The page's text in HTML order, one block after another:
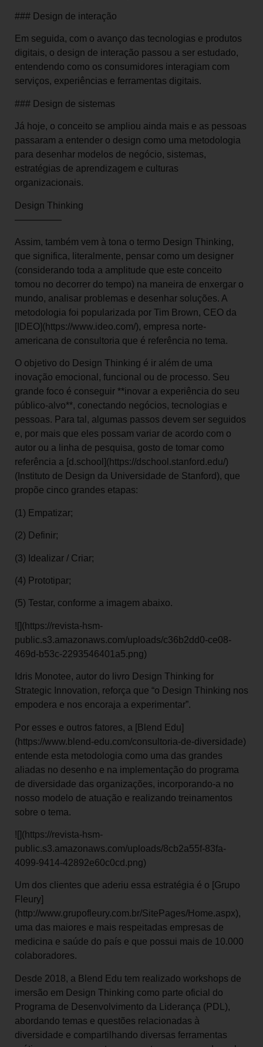
### Design de interação
Em seguida, com o avanço das tecnologias e produtos
digitais, o design de interação passou a ser estudado,
entendendo como os consumidores interagiam com
serviços, experiências e ferramentas digitais.
### Design de sistemas
Já hoje, o conceito se ampliou ainda mais e as pessoas
passaram a entender o design como uma metodologia
para desenhar modelos de negócio, sistemas,
estratégias de aprendizagem e culturas
organizacionais.
Design Thinking
—————
Assim, também vem à tona o termo Design Thinking,
que significa, literalmente, pensar como um designer
(considerando toda a amplitude que este conceito
tomou no decorrer do tempo) na maneira de enxergar o
mundo, analisar problemas e desenhar soluções. A
metodologia foi popularizada por Tim Brown, CEO da
[IDEO](https://www.ideo.com/), empresa norte-
americana de consultoria que é referência no tema.
O objetivo do Design Thinking é ir além de uma
inovação emocional, funcional ou de processo. Seu
grande foco é conseguir **inovar a experiência do seu
público-alvo**, conectando negócios, tecnologias e
pessoas. Para tal, algumas passos devem ser seguidos
e, por mais que eles possam variar de acordo com o
autor ou a linha de pesquisa, gosto de tomar como
referência a [d.school](https://dschool.stanford.edu/)
(Instituto de Design da Universidade de Stanford), que
propõe cinco grandes etapas:
(1) Empatizar;
(2) Definir;
(3) Idealizar / Criar;
(4) Prototipar;
(5) Testar, conforme a imagem abaixo.
![](https://revista-hsm-
public.s3.amazonaws.com/uploads/c36b2dd0-ce08-
469d-b53c-2293546401a5.png)
Idris Monotee, autor do livro Design Thinking for
Strategic Innovation, reforça que “o Design Thinking nos
empodera e nos encoraja a experimentar”.
Por esses e outros fatores, a [Blend Edu]
(https://www.blend-edu.com/consultoria-de-diversidade)
entende esta metodologia como uma das grandes
aliadas no desenho e na implementação do programa
de diversidade das organizações, incorporando-a no
nosso modelo de atuação e realizando treinamentos
sobre o tema.
![](https://revista-hsm-
public.s3.amazonaws.com/uploads/8cb2a55f-83fa-
4099-9414-42892e60c0cd.png)
Um dos clientes que aderiu essa estratégia é o [Grupo
Fleury]
(http://www.grupofleury.com.br/SitePages/Home.aspx),
uma das maiores e mais respeitadas empresas de
medicina e saúde do país e que possui mais de 10.000
colaboradores.
Desde 2018, a Blend Edu tem realizado workshops de
imersão em Design Thinking como parte oficial do
Programa de Desenvolvimento da Liderança (PDL),
abordando temas e questões relacionadas à
diversidade e compartilhando diversas ferramentas